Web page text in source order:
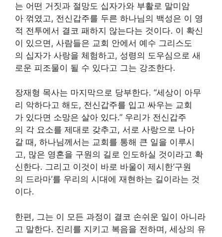
는 어떤 거짓과 절망도 십자가와 부활로 말미암
아 꺾였고, 전신갑주를 두른 하나님의 백성은 이 영
적 전투에서 결코 패하지 않는다는 것이다. 이 확신
이 있으면, 사람들은 교회 안에서 예수 그리스도
의 십자가 사랑을 체험하고, 성령의 도우심으로 새
로운 피조물이 될 수 있다고 그는 강조한다.
장재형 목사는 마지막으로 당부한다. “세상이 아무
리 악하다고 해도, 전신갑주를 입고 싸우는 교회
가 있다면 소망은 살아 있다.” 우리가 전신갑주
의 각 요소를 제대로 갖추고, 서로 사랑으로 나아
갈 때, 하나님께서는 교회를 통해 큰 일을 이루시
고, 많은 영혼을 구원의 길로 인도하실 것이라고 확
신한다. 그리고 이것이 바로 바울이 제시한‘구원
의 드라마’를 우리의 시대에 재현하는 길이라는 것
이다.
한편, 그는 이 모든 과정이 결코 손쉬운 일이 아니라
고 말한다. 진리를 지키고 복음을 전하며, 세상의 유